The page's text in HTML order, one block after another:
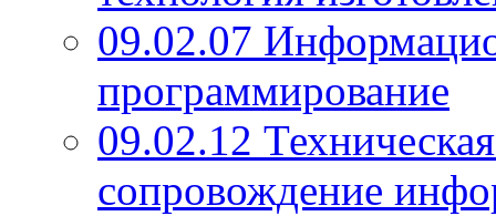
09.02.07
программирование
09.02.12
сопровождение